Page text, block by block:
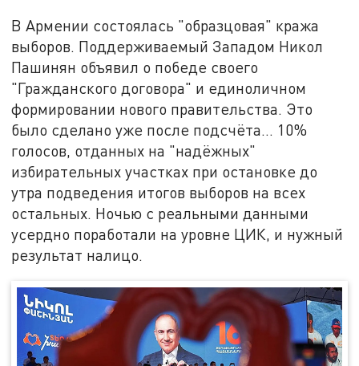
В Армении состоялась "образцовая" кража
выборов. Поддерживаемый Западом Никол
Пашинян объявил о победе своего
"Гражданского договора" и единоличном
формировании нового правительства. Это
было сделано уже после подсчёта… 10%
голосов, отданных на "надёжных"
избирательных участках при остановке до
утра подведения итогов выборов на всех
остальных. Ночью с реальными данными
усердно поработали на уровне ЦИК, и нужный
результат налицо.